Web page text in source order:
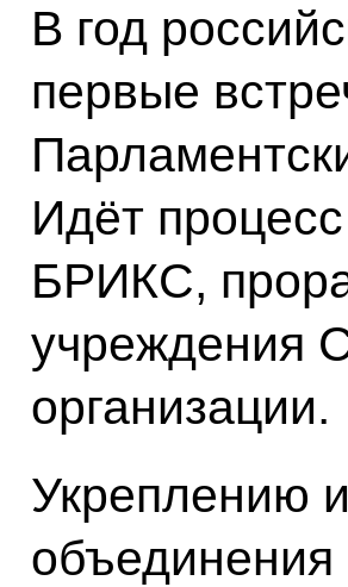
В год
первые
Идёт
БРИКС,
учреждения
организации.
Укреплению
объединения